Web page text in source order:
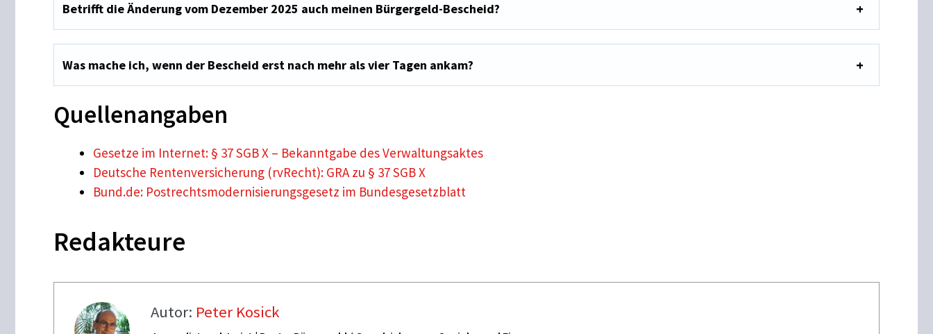
Betrifft die Änderung vom Dezember 2025 auch meinen Bürgergeld-Bescheid?
Was mache ich, wenn der Bescheid erst nach mehr als vier Tagen ankam?
Quellenangaben
Gesetze im Internet: § 37 SGB X – Bekanntgabe des Verwaltungsaktes
Deutsche Rentenversicherung (rvRecht): GRA zu § 37 SGB X
Bund.de: Postrechtsmodernisierungsgesetz im Bundesgesetzblatt
Redakteure
Autor: Peter Kosick